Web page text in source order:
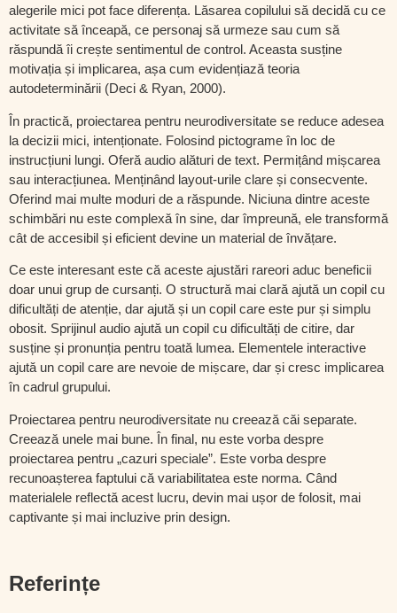
alegerile mici pot face diferența. Lăsarea copilului să decidă cu ce
activitate să înceapă, ce personaj să urmeze sau cum să
răspundă îi crește sentimentul de control. Aceasta susține
motivația și implicarea, așa cum evidențiază teoria
autodeterminării (Deci & Ryan, 2000).
În practică, proiectarea pentru neurodiversitate se reduce adesea
la decizii mici, intenționate. Folosind pictograme în loc de
instrucțiuni lungi. Oferă audio alături de text. Permițând mișcarea
sau interacțiunea. Menținând layout-urile clare și consecvente.
Oferind mai multe moduri de a răspunde. Niciuna dintre aceste
schimbări nu este complexă în sine, dar împreună, ele transformă
cât de accesibil și eficient devine un material de învățare.
Ce este interesant este că aceste ajustări rareori aduc beneficii
doar unui grup de cursanți. O structură mai clară ajută un copil cu
dificultăți de atenție, dar ajută și un copil care este pur și simplu
obosit. Sprijinul audio ajută un copil cu dificultăți de citire, dar
susține și pronunția pentru toată lumea. Elementele interactive
ajută un copil care are nevoie de mișcare, dar și cresc implicarea
în cadrul grupului.
Proiectarea pentru neurodiversitate nu creează căi separate.
Creează unele mai bune. În final, nu este vorba despre
proiectarea pentru „cazuri speciale”. Este vorba despre
recunoașterea faptului că variabilitatea este norma. Când
materialele reflectă acest lucru, devin mai ușor de folosit, mai
captivante și mai incluzive prin design.
Referințe